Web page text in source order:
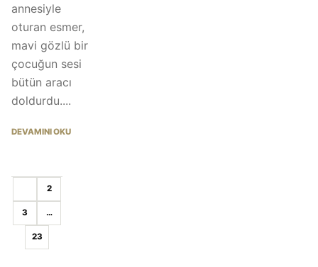
annesiyle
oturan esmer,
mavi gözlü bir
çocuğun sesi
bütün aracı
doldurdu....
DEVAMINI OKU
2
3 …
23